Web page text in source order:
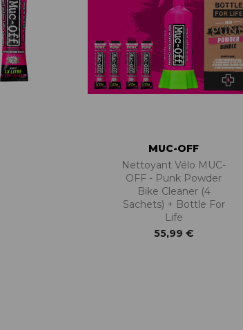
MUC-OFF
Nettoyant Vélo MUC-
OFF - Punk Powder
Bike Cleaner (4
Sachets) + Bottle For
Life
55,99 €